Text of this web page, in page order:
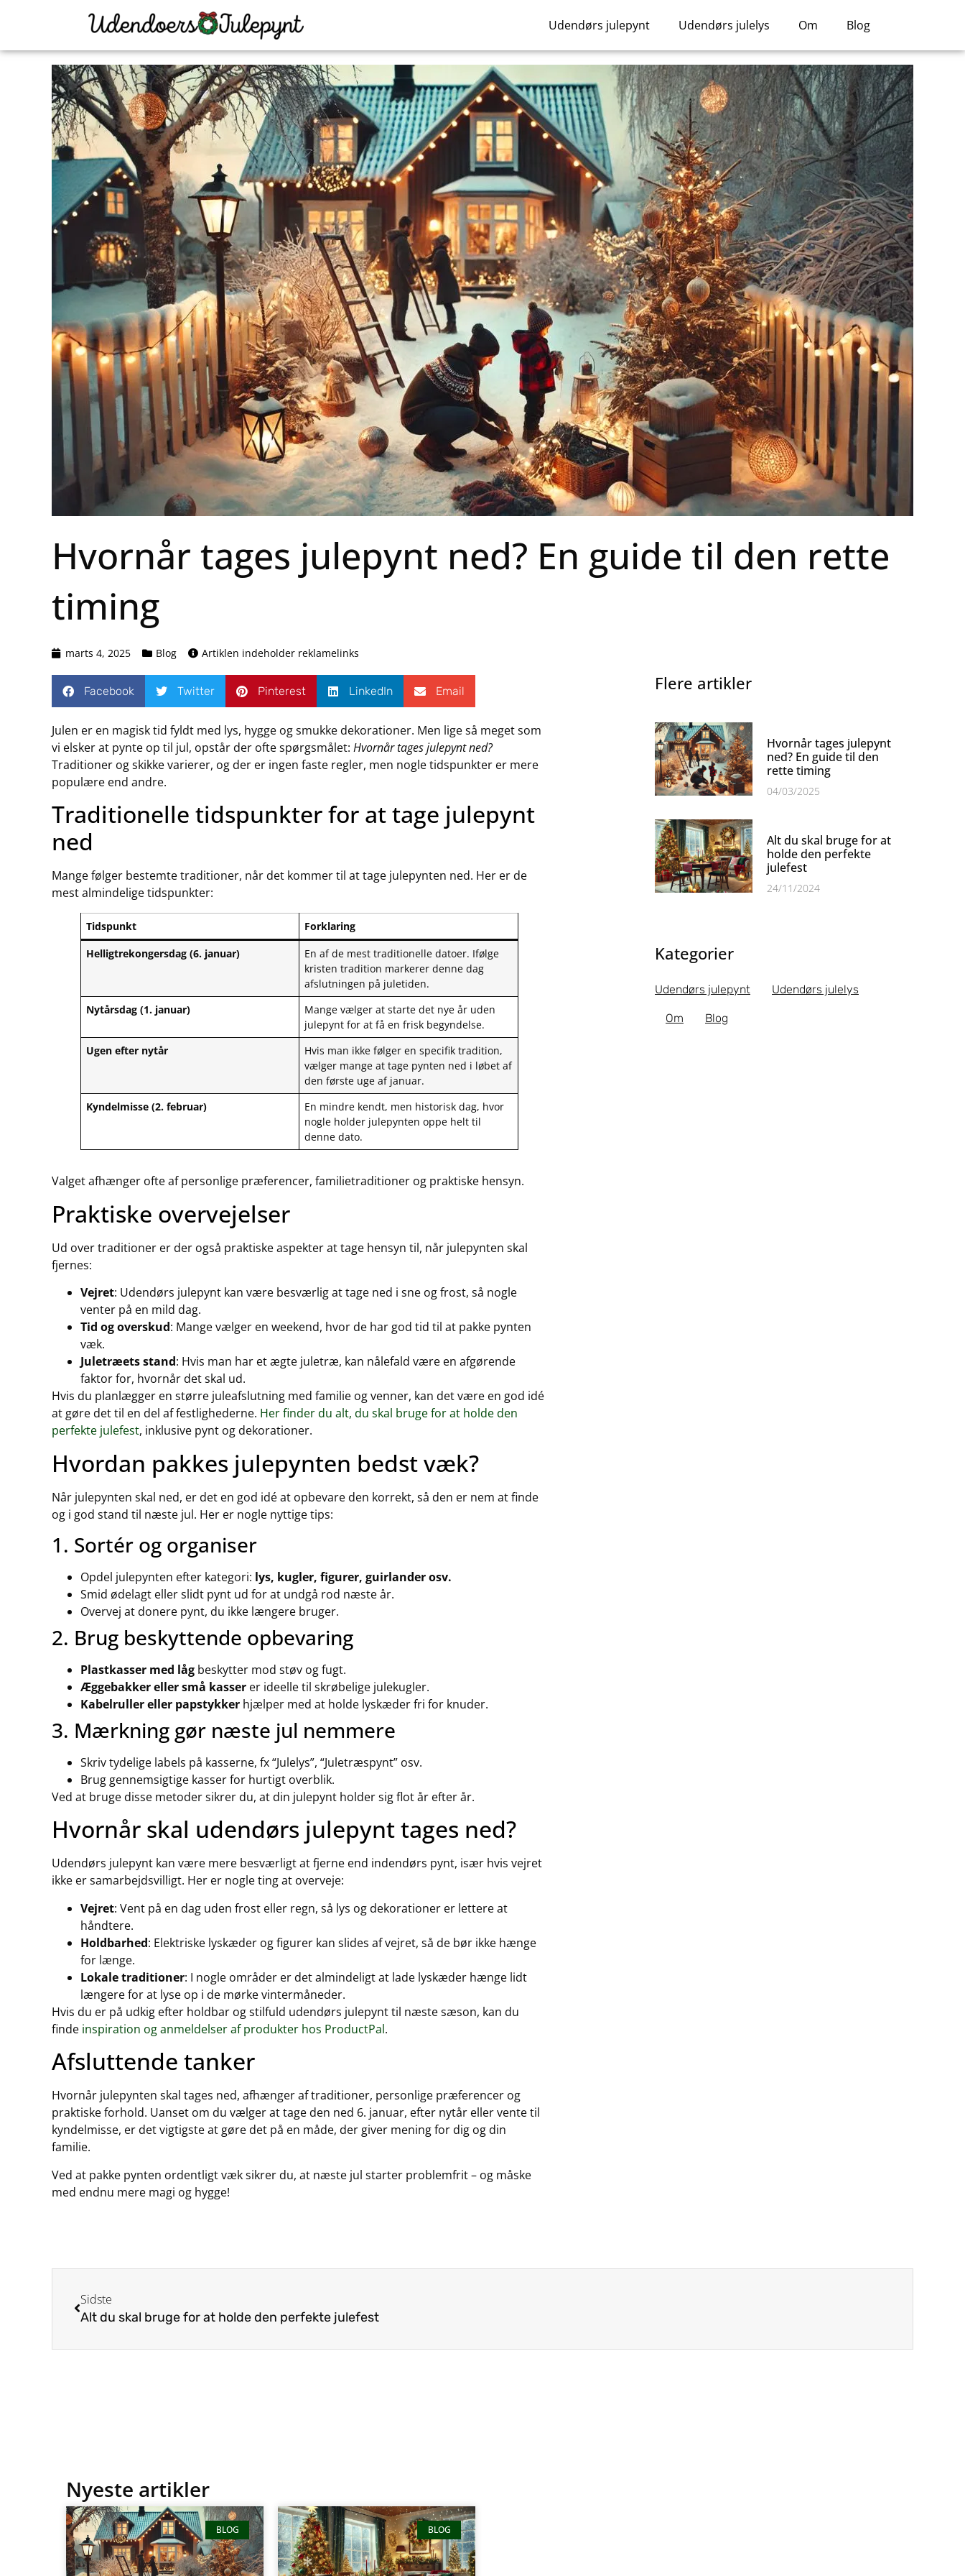
Udendørs julepynt Udendørs julelys Om Blog
Hvornår tages julepynt ned? En guide til den rette
timing
marts 4, 2025 Blog Artiklen indeholder reklamelinks
Facebook Twitter Pinterest LinkedIn Email
Julen er en magisk tid fyldt med lys, hygge og smukke dekorationer. Men lige så meget som
vi elsker at pynte op til jul, opstår der ofte spørgsmålet: Hvornår tages julepynt ned?
Traditioner og skikke varierer, og der er ingen faste regler, men nogle tidspunkter er mere
populære end andre.
Traditionelle tidspunkter for at tage julepynt
ned
Mange følger bestemte traditioner, når det kommer til at tage julepynten ned. Her er de
mest almindelige tidspunkter:
Tidspunkt
Forklaring
Helligtrekongersdag (6. januar)
En af de mest traditionelle datoer. Ifølge
kristen tradition markerer denne dag
afslutningen på juletiden.
Nytårsdag (1. januar)
Mange vælger at starte det nye år uden
julepynt for at få en frisk begyndelse.
Ugen efter nytår
Hvis man ikke følger en specifik tradition,
vælger mange at tage pynten ned i løbet af
den første uge af januar.
Kyndelmisse (2. februar)
En mindre kendt, men historisk dag, hvor
nogle holder julepynten oppe helt til
denne dato.
Valget afhænger ofte af personlige præferencer, familietraditioner og praktiske hensyn.
Praktiske overvejelser
Ud over traditioner er der også praktiske aspekter at tage hensyn til, når julepynten skal
fjernes:
Vejret: Udendørs julepynt kan være besværlig at tage ned i sne og frost, så nogle
venter på en mild dag.
Tid og overskud: Mange vælger en weekend, hvor de har god tid til at pakke pynten
væk.
Juletræets stand: Hvis man har et ægte juletræ, kan nålefald være en afgørende
faktor for, hvornår det skal ud.
Hvis du planlægger en større juleafslutning med familie og venner, kan det være en god idé
at gøre det til en del af festlighederne. Her finder du alt, du skal bruge for at holde den
perfekte julefest, inklusive pynt og dekorationer.
Hvordan pakkes julepynten bedst væk?
Når julepynten skal ned, er det en god idé at opbevare den korrekt, så den er nem at finde
og i god stand til næste jul. Her er nogle nyttige tips:
1. Sortér og organiser
Opdel julepynten efter kategori: lys, kugler, figurer, guirlander osv.
Smid ødelagt eller slidt pynt ud for at undgå rod næste år.
Overvej at donere pynt, du ikke længere bruger.
2. Brug beskyttende opbevaring
Plastkasser med låg beskytter mod støv og fugt.
Æggebakker eller små kasser er ideelle til skrøbelige julekugler.
Kabelruller eller papstykker hjælper med at holde lyskæder fri for knuder.
3. Mærkning gør næste jul nemmere
Skriv tydelige labels på kasserne, fx “Julelys”, “Juletræspynt” osv.
Brug gennemsigtige kasser for hurtigt overblik.
Ved at bruge disse metoder sikrer du, at din julepynt holder sig flot år efter år.
Hvornår skal udendørs julepynt tages ned?
Udendørs julepynt kan være mere besværligt at fjerne end indendørs pynt, især hvis vejret
ikke er samarbejdsvilligt. Her er nogle ting at overveje:
Vejret: Vent på en dag uden frost eller regn, så lys og dekorationer er lettere at
håndtere.
Holdbarhed: Elektriske lyskæder og figurer kan slides af vejret, så de bør ikke hænge
for længe.
Lokale traditioner: I nogle områder er det almindeligt at lade lyskæder hænge lidt
længere for at lyse op i de mørke vintermåneder.
Hvis du er på udkig efter holdbar og stilfuld udendørs julepynt til næste sæson, kan du
finde inspiration og anmeldelser af produkter hos ProductPal.
Afsluttende tanker
Hvornår julepynten skal tages ned, afhænger af traditioner, personlige præferencer og
praktiske forhold. Uanset om du vælger at tage den ned 6. januar, efter nytår eller vente til
kyndelmisse, er det vigtigste at gøre det på en måde, der giver mening for dig og din
familie.
Ved at pakke pynten ordentligt væk sikrer du, at næste jul starter problemfrit – og måske
med endnu mere magi og hygge!
Flere artikler
Hvornår tages julepynt
ned? En guide til den
rette timing
04/03/2025
Alt du skal bruge for at
holde den perfekte
julefest
24/11/2024
Kategorier
Udendørs julepynt Udendørs julelys
Om Blog
Sidste
Alt du skal bruge for at holde den perfekte julefest
Nyeste artikler
BLOG BLOG